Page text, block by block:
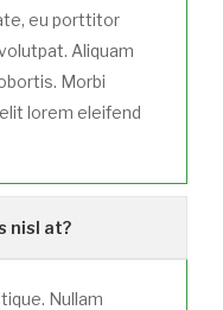
eu porttitor
Aliquam
Morbi
lorem eleifend
nisl at?
Nullam